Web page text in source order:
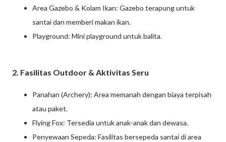
Area Gazebo & Kolam Ikan: Gazebo terapung untuk
santai dan memberi makan ikan.
Playground: Mini playground untuk balita.
2. Fasilitas Outdoor & Aktivitas Seru
Panahan (Archery): Area memanah dengan biaya terpisah
atau paket.
Flying Fox: Tersedia untuk anak-anak dan dewasa.
Penyewaan Sepeda: Fasilitas bersepeda santai di area